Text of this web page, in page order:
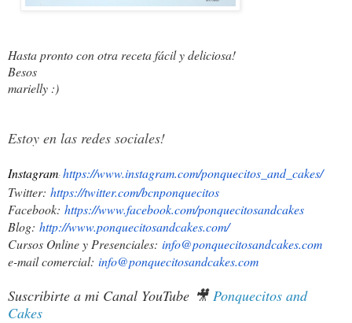
Hasta pronto con otra receta fácil y deliciosa!
Besos
marielly :)
Estoy en las redes sociales!
Instagram: https://www.instagram.com/ponquecitos_and_cakes/
Twitter: https://twitter.com/bcnponquecitos
Facebook: https://www.facebook.com/ponquecitosandcakes
Blog: http://www.ponquecitosandcakes.com/
Cursos Online y Presenciales: info@ponquecitosandcakes.com
e-mail comercial: info@ponquecitosandcakes.com
Suscribirte a mi Canal YouTube 🎥 Ponquecitos and
Cakes